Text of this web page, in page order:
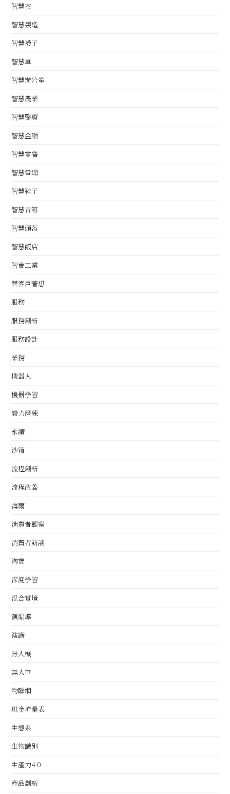
智慧衣
智慧製造
智慧襪子
智慧車
智慧辦公室
智慧農業
智慧醫療
智慧金融
智慧零售
智慧電網
智慧鞋子
智慧音箱
智慧頭盔
智慧飯店
智會工業
替客戶著想
服務
服務創新
服務設計
業務
機器人
機器學習
毅力磨練
永續
沙箱
流程創新
流程改善
海爾
消費者觀察
消費者訪談
淘寶
深度學習
混合實境
演編導
演講
無人機
無人車
物聯網
現金流量表
生態系
生物識別
生產力4.0
產品創新